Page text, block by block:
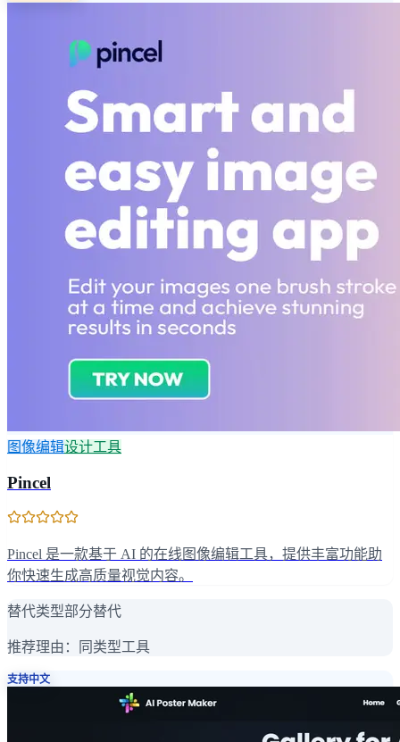
图像编辑设计工具
Pincel
Pincel 是一款基于 AI 的在线图像编辑工具，提供丰富功能助
你快速生成高质量视觉内容。
替代类型部分替代
推荐理由： 同类型工具
支持中文